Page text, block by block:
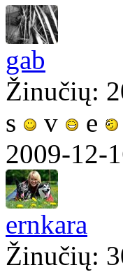
gab
Žinučių:
s
v e
2009-12-
ernkara
Žinučių: